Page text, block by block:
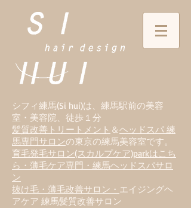
シフィ練馬(Si hui)は、 練馬駅前の美容
室・美容院、徒歩１分
髪質改善トリートメント ＆ヘッドスパ 練
馬専門サロンの東京の練馬美容室です。
育毛発毛サロン(スカルプケア)parkはこち
ら・薄毛ケア専門・練馬ヘッドスパサロ
ン
抜け毛・薄毛改善サロン・ エイジングヘ
アケア 練馬髪質改善サロン